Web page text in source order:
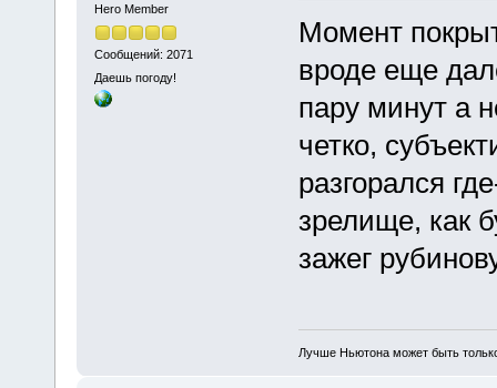
Hero Member
Сообщений: 2071
Даешь погоду!
Момент
вроде еще
пару минут а
четко,
разгорался
зрелище, как
зажег
Лучше Ньютона может быть